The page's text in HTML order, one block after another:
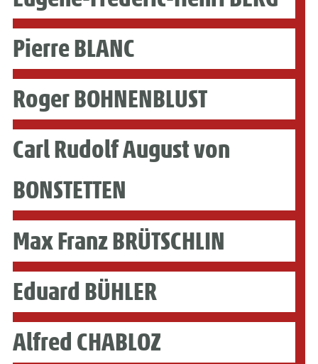
Pierre BLANC
Roger BOHNENBLUST
Carl Rudolf August von
BONSTETTEN
Max Franz BRÜTSCHLIN
Eduard BÜHLER
Alfred CHABLOZ